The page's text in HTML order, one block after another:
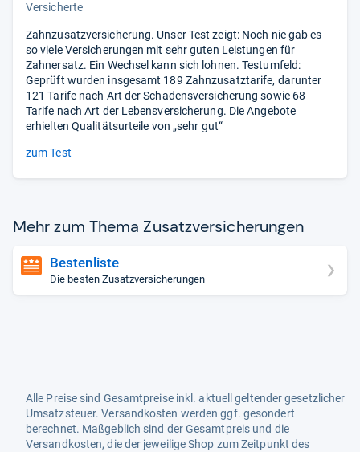
Versicherte
Zahnzusatzversicherung. Unser Test zeigt: Noch nie gab es
so viele Versicherungen mit sehr guten Leistungen für
Zahnersatz. Ein Wechsel kann sich lohnen. Testumfeld:
Geprüft wurden insgesamt 189 Zahnzusatztarife, darunter
121 Tarife nach Art der Schadensversicherung sowie 68
Tarife nach Art der Lebensversicherung. Die Angebote
erhielten Qualitätsurteile von „sehr gut“
zum Test
Mehr zum Thema Zusatz­ver­si­che­run­gen
Bestenliste
Die besten Zusatzversicherungen
Alle Preise sind Gesamtpreise inkl. aktuell geltender gesetzlicher
Umsatzsteuer. Versandkosten werden ggf. gesondert
berechnet. Maßgeblich sind der Gesamtpreis und die
Versandkosten, die der jeweilige Shop zum Zeitpunkt des